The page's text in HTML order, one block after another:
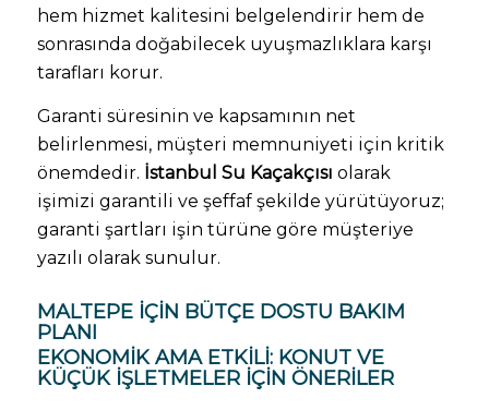
hem hizmet kalitesini belgelendirir hem de
sonrasında doğabilecek uyuşmazlıklara karşı
tarafları korur.
Garanti süresinin ve kapsamının net
belirlenmesi, müşteri memnuniyeti için kritik
önemdedir. İstanbul Su Kaçakçısı olarak
işimizi garantili ve şeffaf şekilde yürütüyoruz;
garanti şartları işin türüne göre müşteriye
yazılı olarak sunulur.
MALTEPE IÇIN BÜTÇE DOSTU BAKIM
PLANI
EKONOMIK AMA ETKILI: KONUT VE
KÜÇÜK IŞLETMELER IÇIN ÖNERILER